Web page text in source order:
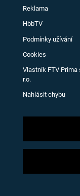
Reklama
HbbTV
Podmínky užívání
Cookies
Vlastník FTV Prima
r.o.
Nahlásit chybu